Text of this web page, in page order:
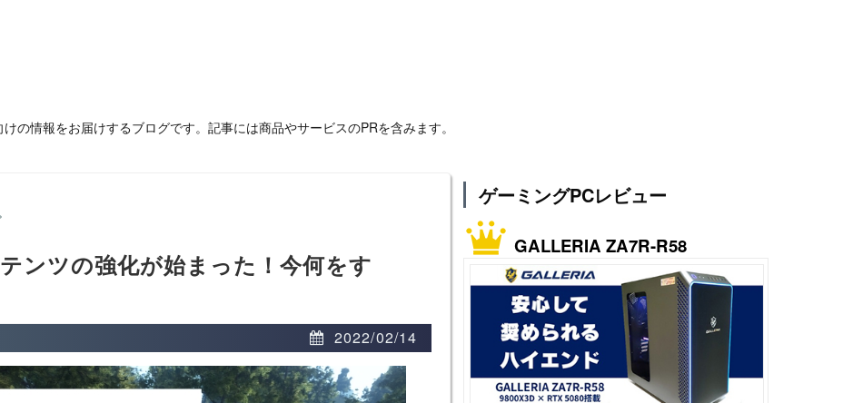
の情報をお届けするブログです。記事には商品やサービスのPRを含みます。
ンツの強化が始まった！今何をす
2022/02/14
ゲーミングPCレビュー
GALLERIA ZA7R-R58